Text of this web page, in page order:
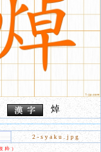
焯
2-syaku.jpg
粋）